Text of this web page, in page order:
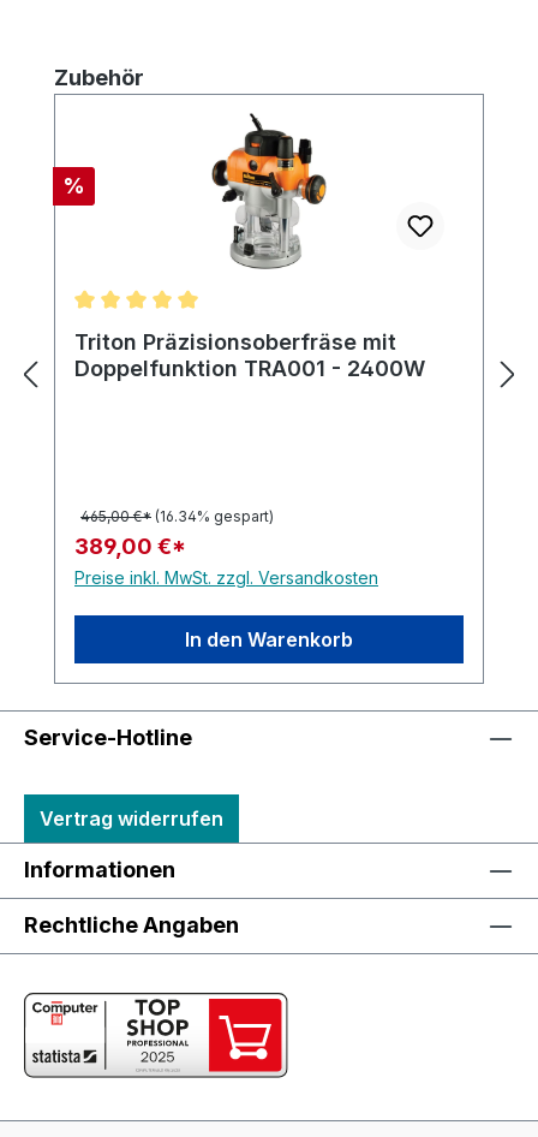
Produktgalerie überspringen
Zubehör
Rabatt
%
Durchschnittliche Bewertung von 5 von 5 Sternen
Triton Präzisionsoberfräse mit
Doppelfunktion TRA001 - 2400W
465,00 €* (16.34% gespart)
389,00 €*
Preise inkl. MwSt. zzgl. Versandkosten
In den Warenkorb
Service-Hotline
Vertrag widerrufen
Informationen
Rechtliche Angaben